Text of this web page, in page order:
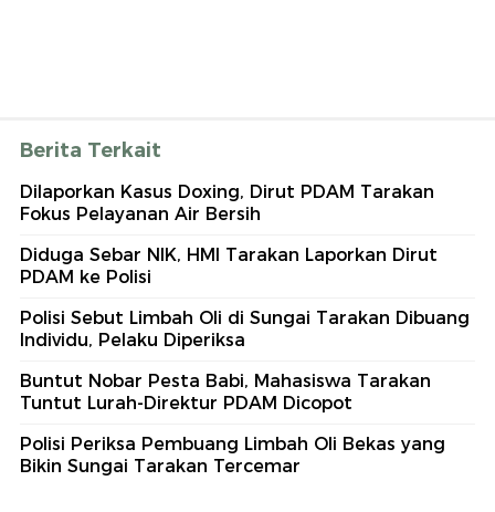
Berita Terkait
Dilaporkan Kasus Doxing, Dirut PDAM Tarakan
Fokus Pelayanan Air Bersih
Diduga Sebar NIK, HMI Tarakan Laporkan Dirut
PDAM ke Polisi
Polisi Sebut Limbah Oli di Sungai Tarakan Dibuang
Individu, Pelaku Diperiksa
Buntut Nobar Pesta Babi, Mahasiswa Tarakan
Tuntut Lurah-Direktur PDAM Dicopot
Polisi Periksa Pembuang Limbah Oli Bekas yang
Bikin Sungai Tarakan Tercemar